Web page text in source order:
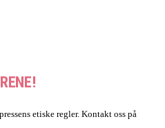
etiske regler. Kontakt oss på